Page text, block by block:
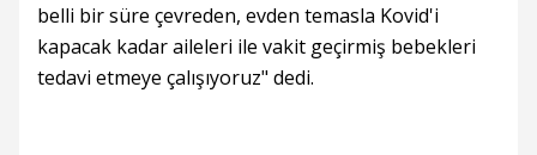
belli bir süre çevreden, evden temasla Kovid'i
kapacak kadar aileleri ile vakit geçirmiş bebekleri
tedavi etmeye çalışıyoruz" dedi.